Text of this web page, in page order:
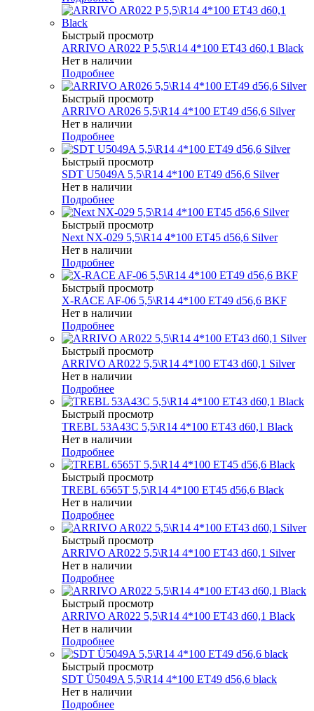
Быстрый просмотр
ARRIVO AR022 P 5,5\R14 4*100 ET43 d60,1 Black
Нет в наличии
Подробнее
Быстрый просмотр
ARRIVO AR026 5,5\R14 4*100 ET49 d56,6 Silver
Нет в наличии
Подробнее
Быстрый просмотр
SDT U5049A 5,5\R14 4*100 ET49 d56,6 Silver
Нет в наличии
Подробнее
Быстрый просмотр
Next NX-029 5,5\R14 4*100 ET45 d56,6 Silver
Нет в наличии
Подробнее
Быстрый просмотр
X-RACE AF-06 5,5\R14 4*100 ET49 d56,6 BKF
Нет в наличии
Подробнее
Быстрый просмотр
ARRIVO AR022 5,5\R14 4*100 ET43 d60,1 Silver
Нет в наличии
Подробнее
Быстрый просмотр
TREBL 53A43C 5,5\R14 4*100 ET43 d60,1 Black
Нет в наличии
Подробнее
Быстрый просмотр
TREBL 6565T 5,5\R14 4*100 ET45 d56,6 Black
Нет в наличии
Подробнее
Быстрый просмотр
ARRIVO AR022 5,5\R14 4*100 ET43 d60,1 Silver
Нет в наличии
Подробнее
Быстрый просмотр
ARRIVO AR022 5,5\R14 4*100 ET43 d60,1 Black
Нет в наличии
Подробнее
Быстрый просмотр
SDT Ü5049A 5,5\R14 4*100 ET49 d56,6 black
Нет в наличии
Подробнее